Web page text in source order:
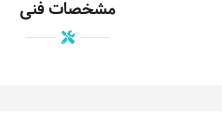
مشخصات فنی